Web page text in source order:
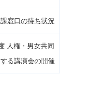
窓口の待ち状況
人権・男女共同
る講演会の開催